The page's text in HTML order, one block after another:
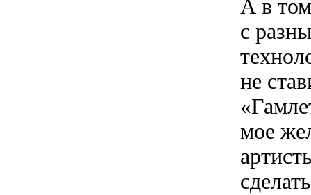
А в
с
не
мое